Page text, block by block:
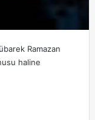
Ramazan
haline